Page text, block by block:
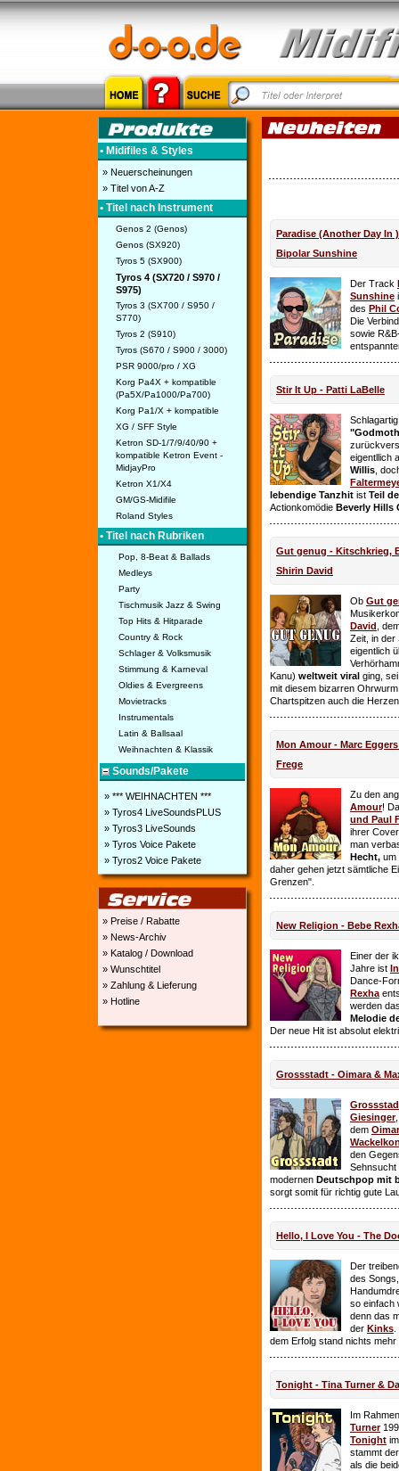
• Midifiles & Styles
» Neuerscheinungen
» Titel von A-Z
• Titel nach Instrument
Genos 2 (Genos)
Genos (SX920)
Tyros 5 (SX900)
Tyros 4 (SX720 / S970 /
S975)
Tyros 3 (SX700 / S950 /
S770)
Tyros 2 (S910)
Tyros (S670 / S900 / 3000)
PSR 9000/pro / XG
Korg Pa4X + kompatible
(Pa5X/Pa1000/Pa700)
Korg Pa1/X + kompatible
XG / SFF Style
Ketron SD-1/7/9/40/90 +
kompatible Ketron Event -
MidjayPro
Ketron X1/X4
GM/GS-Midifile
Roland Styles
• Titel nach Rubriken
Pop, 8-Beat & Ballads
Medleys
Party
Tischmusik Jazz & Swing
Top Hits & Hitparade
Country & Rock
Schlager & Volksmusik
Stimmung & Karneval
Oldies & Evergreens
Movietracks
Instrumentals
Latin & Ballsaal
Weihnachten & Klassik
Sounds/Pakete
» *** WEIHNACHTEN ***
» Tyros4 LiveSoundsPLUS
» Tyros3 LiveSounds
» Tyros Voice Pakete
» Tyros2 Voice Pakete
» Preise / Rabatte
» News-Archiv
» Katalog / Download
» Wunschtitel
» Zahlung & Lieferung
» Hotline
Paradise (Another Day In
Bipolar Sunshine
Der Track
Sunshine
des Phil
Die
sowie
Stir It Up - Patti LaBelle
eigentllich
Willis ,
lebendige Tanzhit ist Teil
Actionkomödie Beverly Hills
Gut genug - Kitschkrieg,
Shirin David
Ob Gut
David ,
Zeit, in der
eigentlich
Kanu) weltweit viral ging,
mit diesem bizarren
Chartspitzen auch die
Mon Amour - Marc
Frege
Zu den
Amour!
und Paul
ihrer
man
Hecht, um
daher gehen jetzt sämtliche
Grenzen".
New Religion - Bebe
Einer der
Jahre ist
Dance-
Rexha
werden
Melodie
Der neue Hit ist absolut
Grossstadt - Oimara &
Giesinger
dem
den
Sehnsucht
modernen Deutschpop mit
sorgt somit für richtig gute
Hello, I Love You - The
Der
des
so einfach
denn das
der Kinks
dem Erfolg stand nichts mehr
Tonight - Tina Turner &
Im
Turner
Tonight
stammt
als die